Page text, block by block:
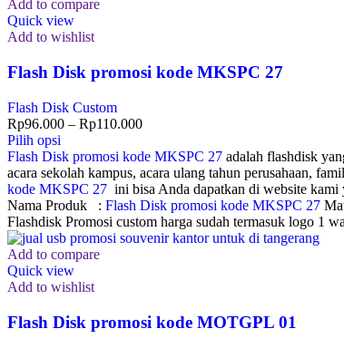
Add to compare
Quick view
Add to wishlist
Flash Disk promosi kode MKSPC 27
Flash Disk Custom
Rp96.000 – Rp110.000
Pilih opsi
Flash Disk promosi kode MKSPC 27 adalah flashdisk
acara sekolah kampus, acara ulang tahun perusahaan,
kode MKSPC 27 ini bisa Anda dapatkan di website kami
Nama Produk : Flash Disk promosi kode MKSPC 27
Flashdisk Promosi custom harga sudah termasuk logo 1
Add to compare
Quick view
Add to wishlist
Flash Disk promosi kode MOTGPL 01